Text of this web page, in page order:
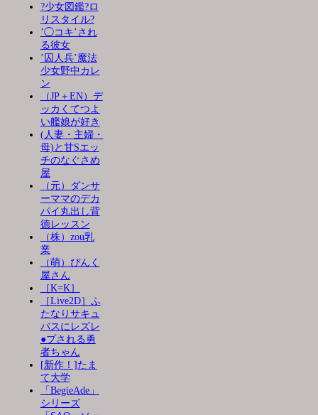
?少女図鑑?ロ
リスタイル?
’◯コキ’され
る彼女
’囚人兵’魔法
少女野中カレ
ン
（JP＋EN）デ
ッカくてつよ
い艦娘が好き
(人妻・主婦・
母)と甘Sエッ
チのなぐさめ
屋
（元）ダンサ
ーママのデカ
パイ丸出し背
徳レッスン
（株）zou乳
業
（萌）ぴんく
屋さん
［K=K］
［Live2D］ふ
たなりサキュ
バスにレズレ
●プされる勇
者ちゃん
[新作！]たま
て大学
「BegieAde」
シリーズ